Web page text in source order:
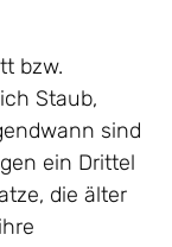
bzw.
Staub,
sind
ein Drittel
die älter